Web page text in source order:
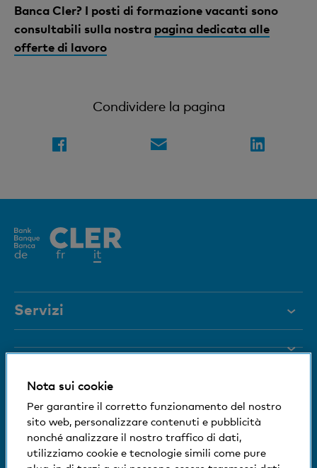
Banca Cler? I posti di formazione vacanti sono
consultabili sulla nostra pagina dedicata alle
offerte di lavoro
Condividere la pagina
de fr itElemento
Servizi
Organi dirigenti
Medien
+41 (0)800 88 99 66
Siamo a vostra disposizione
Aiuto e contatto
Informazioni sulla banca
Nota sui cookie
Per garantire il corretto funzionamento del nostro
sito web, personalizzare contenuti e pubblicità
nonché analizzare il nostro traffico di dati,
utilizziamo cookie e tecnologie simili come pure